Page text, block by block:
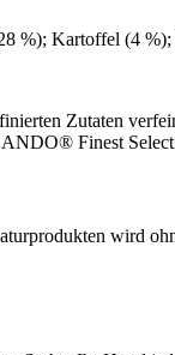
%); Kartoffel (4
Zutaten
Finest
wird